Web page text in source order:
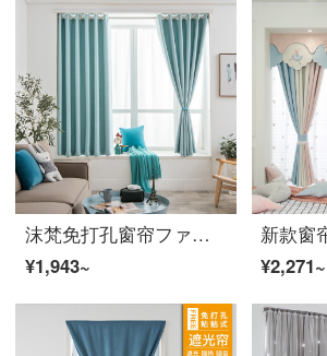
沫梵免打孔窗帘ファブリック生地遮光帘 简易卧室飘窗防风帘 【窗帘+伸缩杆】 青碧蓝色 【适合宽2.1米到3.1米窓】【窗帘高2.0米】
¥1,943~
¥2,271~